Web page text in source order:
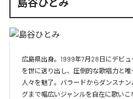
広島県出身。1999年7月28日にデビ
を世に送り出し、圧倒的な歌唱力と
人々を魅了。バラードからダンスナ
グまで幅広いジャンルを自在に歌い